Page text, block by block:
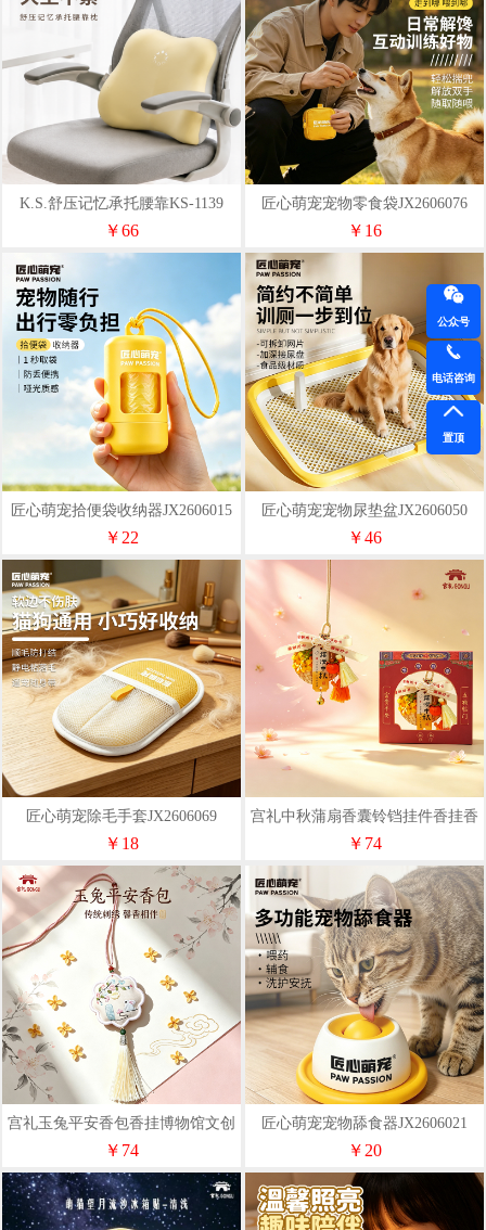
K.S.舒压记忆承托腰靠KS-1139
￥66
匠心萌宠宠物零食袋JX2606076
￥16
匠心萌宠拾便袋收纳器JX2606015
￥22
匠心萌宠宠物尿垫盆JX2606050
￥46
匠心萌宠除毛手套JX2606069
￥18
宫礼中秋蒲扇香囊铃铛挂件香挂香
包随身佩戴礼物中秋送礼
￥74
宫礼玉兔平安香包香挂博物馆文创
包挂生日礼物伴手礼
￥74
匠心萌宠宠物舔食器JX2606021
￥20
公众号
电话咨询
置顶